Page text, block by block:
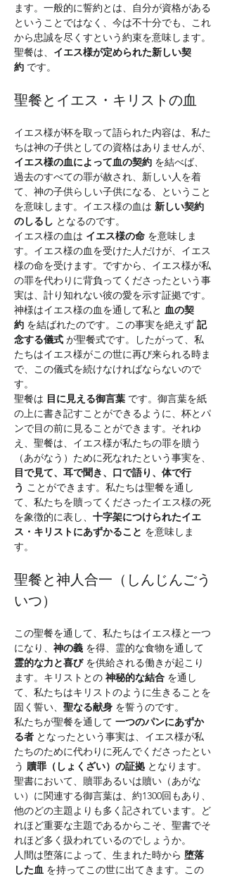
ます。一般的に誓約とは、自分が資格がある
ということではなく、今は不十分でも、これ
から忠誠を尽くすという約束を意味します。
聖餐は、 イエス様が定められた新しい契
約 です。
聖餐とイエス・キリストの血
イエス様が杯を取って語られた内容は、私た
ちは神の子供としての資格はありませんが、
イエス様の血によって血の契約 を結べば、
過去のすべての罪が赦され、新しい人を着
て、神の子供らしい子供になる、ということ
を意味します。イエス様の血は 新しい契約
のしるし となるのです。
イエス様の血は イエス様の命 を意味しま
す。イエス様の血を受けた人だけが、イエス
様の命を受けます。ですから、イエス様が私
の罪を代わりに背負ってくださったという事
実は、計り知れない彼の愛を示す証拠です。
神様はイエス様の血を通して私と 血の契
約 を結ばれたのです。この事実を絶えず 記
念する儀式 が聖餐式です。したがって、私
たちはイエス様がこの世に再び来られる時ま
で、この儀式を続けなければならないので
す。
聖餐は 目に見える御言葉 です。御言葉を紙
の上に書き記すことができるように、杯とパ
ンで目の前に見ることができます。それゆ
え、聖餐は、イエス様が私たちの罪を贖う
（あがなう）ために死なれたという事実を、
目で見て、耳で聞き、口で語り、体で行
う ことができます。私たちは聖餐を通し
て、私たちを贖ってくださったイエス様の死
を象徴的に表し、 十字架につけられたイエ
ス・キリストにあずかること を意味しま
す。
聖餐と神人合一（しんじんごう
いつ）
この聖餐を通して、私たちはイエス様と一つ
になり、 神の義 を得、霊的な食物を通して
霊的な力と喜び を供給される働きが起こり
ます。キリストとの 神秘的な結合 を通し
て、私たちはキリストのように生きることを
固く誓い、 聖なる献身 を誓うのです。
私たちが聖餐を通して 一つのパンにあずか
る者 となったという事実は、イエス様が私
たちのために代わりに死んでくださったとい
う 贖罪（しょくざい）の証拠 となります。
聖書において、贖罪あるいは贖い（あがな
い）に関連する御言葉は、約1300回もあり、
他のどの主題よりも多く記されています。ど
れほど重要な主題であるからこそ、聖書でそ
れほど多く扱われているのでしょうか。
人間は堕落によって、生まれた時から 堕落
した血 を持ってこの世に出てきます。この